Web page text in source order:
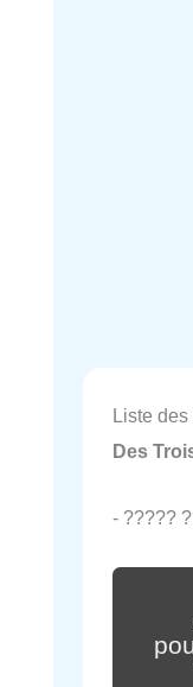
Liste
Des
- ?????